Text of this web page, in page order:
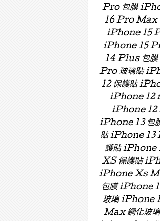
Pro 包膜
16 Pro Max
iPhone 15
iPhone 15
14 Plus 包
Pro 玻璃貼
12 保護貼
iPhone 12
iPhone 12
iPhone 13 包
貼 iPhone 13
護貼 iPhone
XS 保護貼
iPhone Xs
包膜 iPhone
玻璃 iPhone
Max 鋼化玻